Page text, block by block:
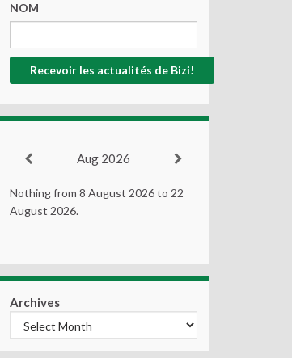
NOM
Aug 2026
Nothing from 8 August 2026 to 22
August 2026.
Archives